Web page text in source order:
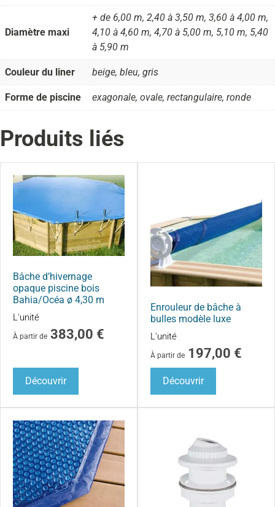
Diamètre maxi
+ de 6,00 m, 2,40 à 3,50 m, 3,60 à 4,00 m,
4,10 à 4,60 m, 4,70 à 5,00 m, 5,10 m, 5,40
à 5,90 m
Couleur du liner beige, bleu, gris
Forme de piscine exagonale, ovale, rectangulaire, ronde
Produits liés
Bâche d’hivernage
opaque piscine bois
Bahia/Océa ø 4,30 m
L'unité
À partir de 383,00 €
Découvrir
Enrouleur de bâche à
bulles modèle luxe
L'unité
À partir de 197,00 €
Découvrir